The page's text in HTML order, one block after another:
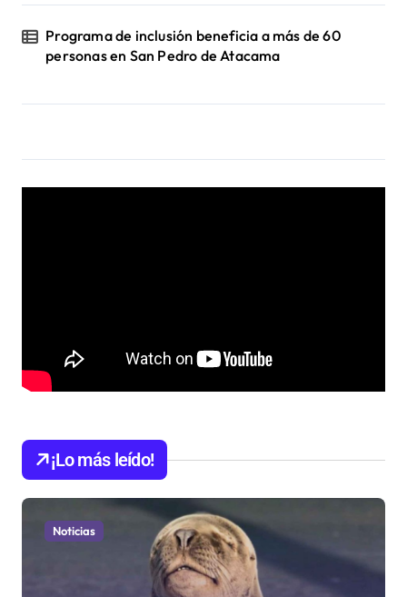
Programa de inclusión beneficia a más de 60
personas en San Pedro de Atacama
¡Lo más leído!
Noticias